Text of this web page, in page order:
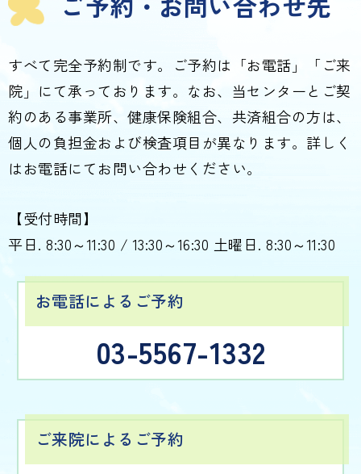
すべて完全予約制です。ご予約は「お電話」「ご来
院」にて承っております。なお、当センターとご契
約のある事業所、健康保険組合、共済組合の方は、
個人の負担金および検査項目が異なります。詳しく
はお電話にてお問い合わせください。
【受付時間】
平日. 8:30～11:30 / 13:30～16:30 土曜日. 8:30～11:30
お電話によるご予約
03-5567-1332
ご来院によるご予約